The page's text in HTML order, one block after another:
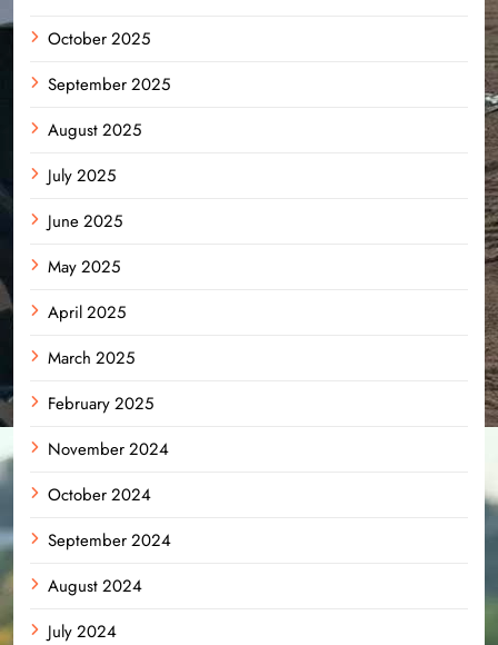
October 2025
September 2025
August 2025
July 2025
June 2025
May 2025
April 2025
March 2025
February 2025
November 2024
October 2024
September 2024
August 2024
July 2024